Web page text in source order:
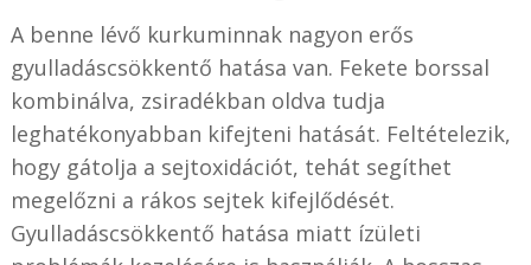
A benne lévő kurkuminnak nagyon erős
gyulladáscsökkentő hatása van. Fekete borssal
kombinálva, zsiradékban oldva tudja
leghatékonyabban kifejteni hatását. Feltételezik,
hogy gátolja a sejtoxidációt, tehát segíthet
megelőzni a rákos sejtek kifejlődését.
Gyulladáscsökkentő hatása miatt ízületi